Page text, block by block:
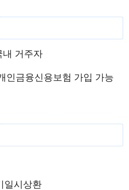
내 거주자
인금융신용보험 가입 가능
일시상환